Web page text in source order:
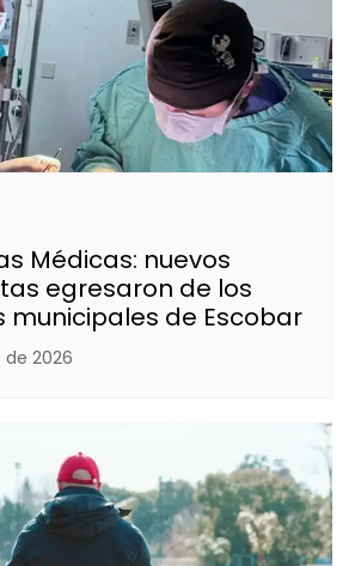
Médicas: nuevos
egresaron de los
municipales de Escobar
2026